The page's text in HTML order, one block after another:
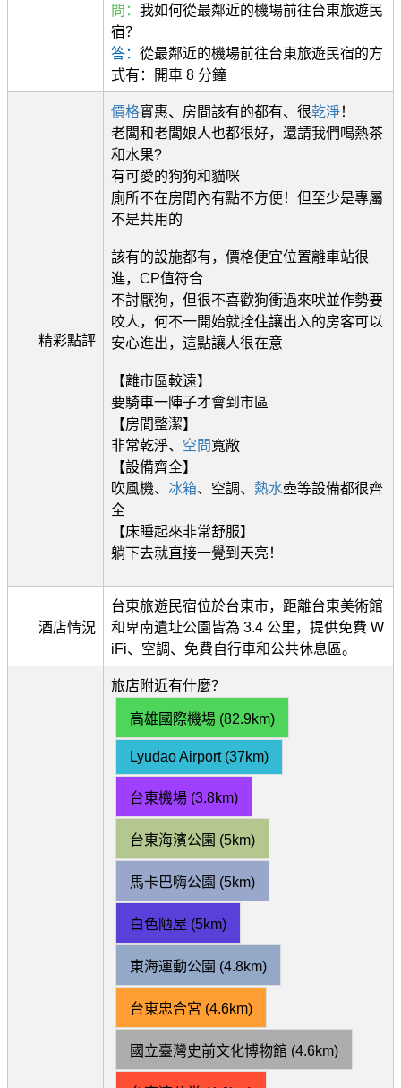
問： 我如何從最鄰近的機場前往台東旅遊民
宿？
答： 從最鄰近的機場前往台東旅遊民宿的方
式有：開車 8 分鐘
精彩點評
價格實惠、房間該有的都有、很乾淨！
老闆和老闆娘人也都很好，還請我們喝熱茶
和水果?
有可愛的狗狗和貓咪
廁所不在房間內有點不方便！但至少是專屬
不是共用的
該有的設施都有，價格便宜位置離車站很
進，CP值符合
不討厭狗，但很不喜歡狗衝過來吠並作勢要
咬人，何不一開始就拴住讓出入的房客可以
安心進出，這點讓人很在意
【離市區較遠】
要騎車一陣子才會到市區
【房間整潔】
非常乾淨、 空間寬敞
【設備齊全】
吹風機、 冰箱、空調、 熱水壺等設備都很齊
全
【床睡起來非常舒服】
躺下去就直接一覺到天亮！
酒店情況
台東旅遊民宿位於台東市，距離台東美術館
和卑南遺址公園皆為 3.4 公里，提供免費 W
iFi、空調、免費自行車和公共休息區。
旅店附近有什麼？
高雄國際機場 (82.9km)
Lyudao Airport (37km)
台東機場 (3.8km)
台東海濱公園 (5km)
馬卡巴嗨公園 (5km)
白色陋屋 (5km)
東海運動公園 (4.8km)
台東忠合宮 (4.6km)
國立臺灣史前文化博物館 (4.6km)